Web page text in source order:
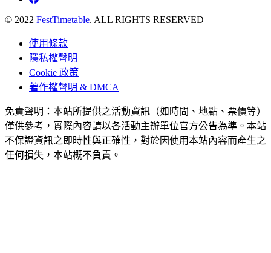
© 2022 FestTimetable. ALL RIGHTS RESERVED
使用條款
隱私權聲明
Cookie 政策
著作權聲明 & DMCA
免責聲明：本站所提供之活動資訊（如時間、地點、票價等）
僅供參考，實際內容請以各活動主辦單位官方公告為準。本站
不保證資訊之即時性與正確性，對於因使用本站內容而產生之
任何損失，本站概不負責。